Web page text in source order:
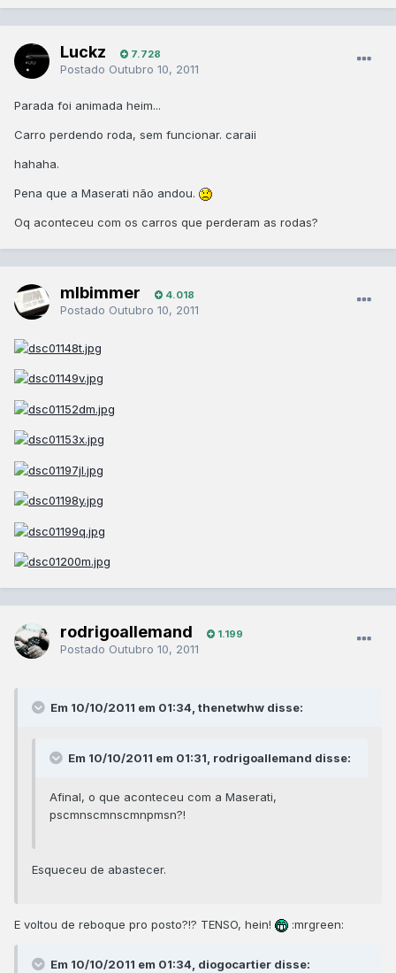
Luckz 7.728
Postado Outubro 10, 2011
Parada foi animada heim...
Carro perdendo roda, sem funcionar. caraii
hahaha.
Pena que a Maserati não andou.
Oq aconteceu com os carros que perderam as rodas?
mlbimmer 4.018
Postado Outubro 10, 2011
rodrigoallemand 1.199
Postado Outubro 10, 2011
Em 10/10/2011 em 01:34, thenetwhw disse:
Em 10/10/2011 em 01:31, rodrigoallemand disse:
Afinal, o que aconteceu com a Maserati,
pscmnscmnscmnpmsn?!
Esqueceu de abastecer.
E voltou de reboque pro posto?!? TENSO, hein! :mrgreen:
Em 10/10/2011 em 01:34, diogocartier disse: